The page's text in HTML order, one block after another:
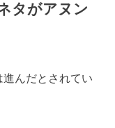
タがアヌン
んだとされてい